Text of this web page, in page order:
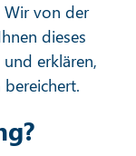
Wir von der
dieses
erklären,